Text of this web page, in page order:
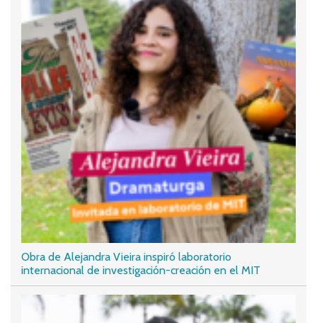
Obra de Alejandra Vieira inspiró laboratorio
internacional de investigación-creación en el MIT